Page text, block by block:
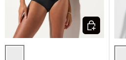
Izberi varianto